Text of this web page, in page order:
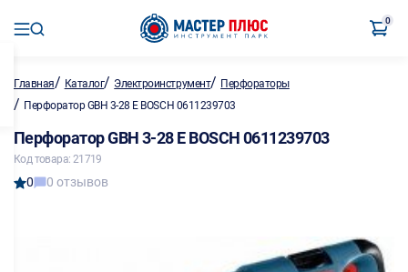
0
Главная/ Каталог/ Электроинструмент/ Перфораторы
/ Перфоратор GBH 3-28 E BOSCH 0611239703
Перфоратор GBH 3-28 E BOSCH 0611239703
Код товара: 21719
0 0 отзывов